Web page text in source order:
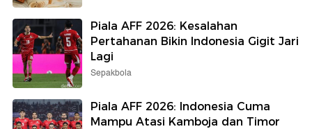
Piala AFF 2026: Kesalahan
Pertahanan Bikin Indonesia Gigit Jari
Lagi
Sepakbola
Piala AFF 2026: Indonesia Cuma
Mampu Atasi Kamboja dan Timor